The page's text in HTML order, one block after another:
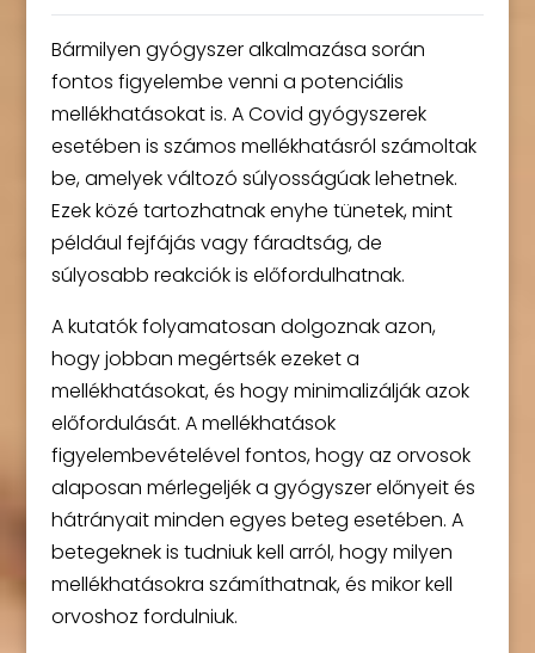
Bármilyen gyógyszer alkalmazása során
fontos figyelembe venni a potenciális
mellékhatásokat is. A Covid gyógyszerek
esetében is számos mellékhatásról számoltak
be, amelyek változó súlyosságúak lehetnek.
Ezek közé tartozhatnak enyhe tünetek, mint
például fejfájás vagy fáradtság, de
súlyosabb reakciók is előfordulhatnak.
A kutatók folyamatosan dolgoznak azon,
hogy jobban megértsék ezeket a
mellékhatásokat, és hogy minimalizálják azok
előfordulását. A mellékhatások
figyelembevételével fontos, hogy az orvosok
alaposan mérlegeljék a gyógyszer előnyeit és
hátrányait minden egyes beteg esetében. A
betegeknek is tudniuk kell arról, hogy milyen
mellékhatásokra számíthatnak, és mikor kell
orvoshoz fordulniuk.